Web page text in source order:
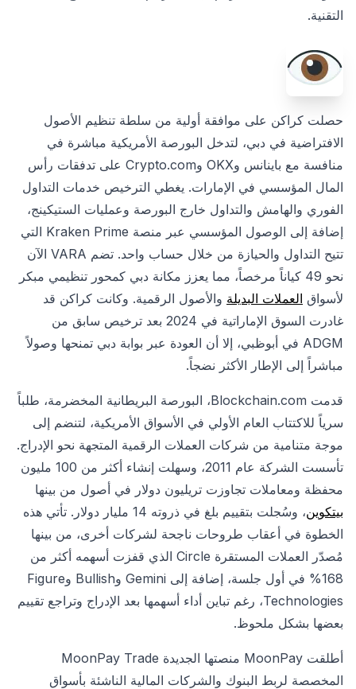
التقنية.
حصلت كراكن على موافقة أولية من سلطة تنظيم الأصول
الافتراضية في دبي، لتدخل البورصة الأمريكية مباشرة في
منافسة مع باينانس وOKX وCrypto.com على تدفقات رأس
المال المؤسسي في الإمارات. يغطي الترخيص خدمات التداول
الفوري والهامش والتداول خارج البورصة وعمليات الستيكينج،
إضافة إلى الوصول المؤسسي عبر منصة Kraken Prime التي
تتيح التداول والحيازة من خلال حساب واحد. تضم VARA الآن
نحو 49 كياناً مرخصاً، مما يعزز مكانة دبي كمحور تنظيمي مبكر
لأسواق العملات البديلة والأصول الرقمية. وكانت كراكن قد
غادرت السوق الإماراتية في 2024 بعد ترخيص سابق من
ADGM في أبوظبي، إلا أن العودة عبر بوابة دبي تمنحها وصولاً
مباشراً إلى الإطار الأكثر نضجاً.
قدمت Blockchain.com، البورصة البريطانية المخضرمة، طلباً
سرياً للاكتتاب العام الأولي في الأسواق الأمريكية، لتنضم إلى
موجة متنامية من شركات العملات الرقمية المتجهة نحو الإدراج.
تأسست الشركة عام 2011، وسهلت إنشاء أكثر من 100 مليون
محفظة ومعاملات تجاوزت تريليون دولار في أصول من بينها
بيتكوين
، وسُجلت بتقييم بلغ في ذروته 14 مليار دولار. تأتي هذه
الخطوة في أعقاب طروحات ناجحة لشركات أخرى، من بينها
مُصدّر العملات المستقرة Circle الذي قفزت أسهمه أكثر من
168% في أول جلسة، إضافة إلى Gemini وBullish وFigure
Technologies، رغم تباين أداء أسهمها بعد الإدراج وتراجع تقييم
بعضها بشكل ملحوظ.
أطلقت MoonPay منصتها الجديدة MoonPay Trade
المخصصة لربط البنوك والشركات المالية الناشئة بأسواق